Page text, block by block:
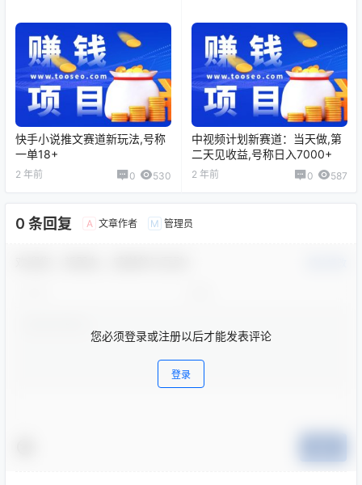
快手小说推文赛道新玩法,号称
一单18+
2 年前 0 530
中视频计划新赛道：当天做,第
二天见收益,号称日入7000+
2 年前 0 587
0 条回复 A 文章作者 M 管理员
您必须登录或注册以后才能发表评论
登录